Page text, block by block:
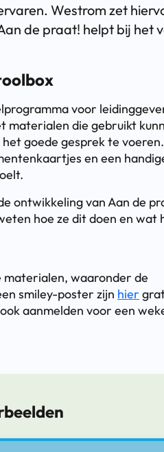
Westrom zet
de praat! helpt bij het
voor
materialen die gebruikt
goede gesprek te
en een
ontwikkeling van Aan de
hoe ze dit doen en wat
materialen, waaronder de
smiley-poster zijn hier
aanmelden voor een